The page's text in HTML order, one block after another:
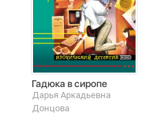
Гадюка в сиропе
Дарья Аркадьевна
Донцова